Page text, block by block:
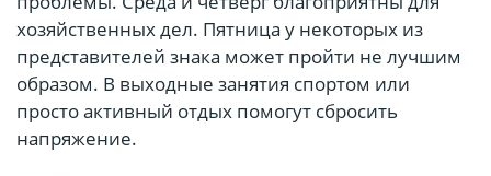
хозяйственных дел. Пятница у некоторых из
представителей знака может пройти не лучшим
образом. В выходные занятия спортом или
просто активный отдых помогут сбросить
напряжение.